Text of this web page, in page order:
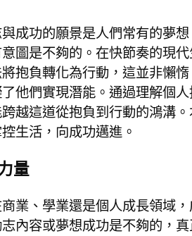
成功的願景是人們常有的夢
圖是不夠的。在快節奏的現
抱負轉化為行動，這並非懶
他們實現潛能。通過理解個
越這道從抱負到行動的鴻溝
生活，向成功邁進。
量
業、學業還是個人成長領域
內容或夢想成功是不夠的，